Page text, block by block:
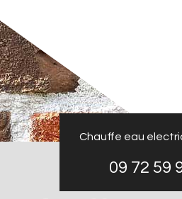
Chauffe eau
09 72 59